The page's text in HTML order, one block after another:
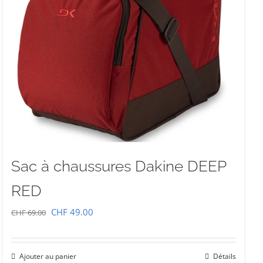
Sac à chaussures Dakine DEEP
RED
CHF69.00 Le
initial
CHF 49.00
actuel
Ajouter au panier Détails